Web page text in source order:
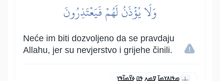
وَلَا يُؤۡذَنُ لَهُمۡ فَيَعۡتَذِرُونَ
Neće im biti dozvoljeno da se pravdaju
Allahu, jer su nevjerstvo i grijehe činili.